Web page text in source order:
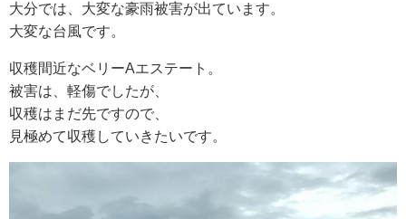
DATA
大分では、大変な豪雨被害が出ています。
大変な台風です。
収穫間近なベリーAエステート。
被害は、軽傷でしたが、
収穫はまだ先ですので、
見極めて収穫していきたいです。